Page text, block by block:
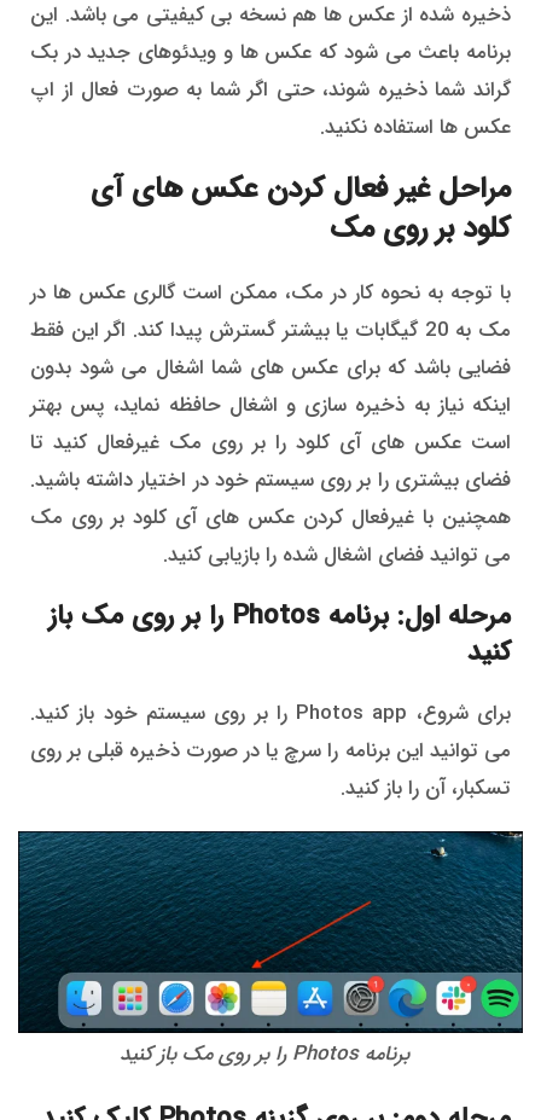
ذخیره شده از عکس ها هم نسخه بی کیفیتی می باشد. این
برنامه باعث می شود که عکس ها و ویدئوهای جدید در بک
گراند شما ذخیره شوند، حتی اگر شما به صورت فعال از اپ
عکس ها استفاده نکنید.
مراحل غیر فعال کردن عکس های آی
کلود بر روی مک
با توجه به نحوه کار در مک، ممکن است گالری عکس ها در
مک به 20 گیگابات یا بیشتر گسترش پیدا کند. اگر این فقط
فضایی باشد که برای عکس های شما اشغال می شود بدون
اینکه نیاز به ذخیره سازی و اشغال حافظه نماید، پس بهتر
است عکس های آی کلود را بر روی مک غیرفعال کنید تا
فضای بیشتری را بر روی سیستم خود در اختیار داشته باشید.
همچنین با غیرفعال کردن عکس های آی کلود بر روی مک
می توانید فضای اشغال شده را بازیابی کنید.
مرحله اول: برنامه Photos را بر روی مک باز
کنید
برای شروع، Photos app را بر روی سیستم خود باز کنید.
می توانید این برنامه را سرچ یا در صورت ذخیره قبلی بر روی
تسکبار، آن را باز کنید.
برنامه Photos را بر روی مک باز کنید